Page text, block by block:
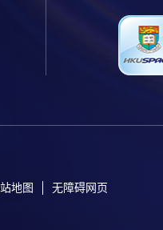
地图 无障碍网页